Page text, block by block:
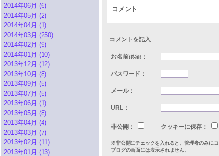
2014年06月 (6)
2014年05月 (2)
2014年04月 (1)
2014年03月 (250)
2014年02月 (9)
2014年01月 (10)
2013年12月 (12)
2013年10月 (8)
2013年09月 (5)
2013年07月 (5)
2013年06月 (1)
2013年05月 (8)
2013年04月 (4)
2013年03月 (7)
2013年02月 (11)
2013年01月 (13)
コメント
コメントを記入
お名前(必須) ：
パスワード：
メール：
URL：
非公開： クッキーに保存：
※非公開にチェックを入れると、管理者のみに
ブログの画面には表示されません。